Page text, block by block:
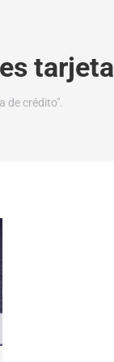
de crédito".